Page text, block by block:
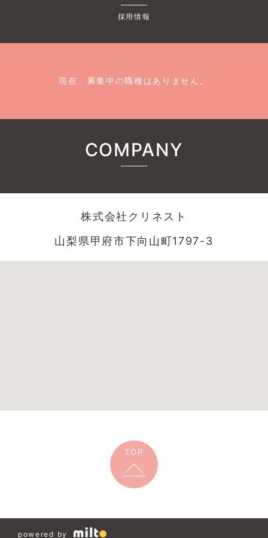
採用情報
現在、募集中の職種はありません。
COMPANY
株式会社クリネスト
山梨県甲府市下向山町1797-3
TOP
powered by